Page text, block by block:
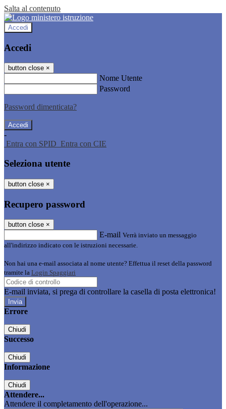
Salta al contenuto
Accedi
Accedi
button close ×
Nome Utente
Password
Password dimenticata?
-
Entra con SPID Entra con CIE
Seleziona utente
button close ×
Recupero password
button close ×
E-mail Verrà inviato un messaggio
all'indirizzo indicato con le istruzioni necessarie.
Non hai una e-mail associata al nome utente? Effettua il reset della password
tramite la Login Spaggiari
E-mail inviata, si prega di controllare la casella di posta elettronica!
Errore
Chiudi
Successo
Chiudi
Informazione
Chiudi
Attendere...
Attendere il completamento dell'operazione...